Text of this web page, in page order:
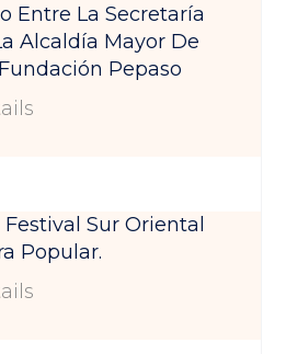
Entre La Secretaría
Alcaldía Mayor De
Pepaso
Festival Sur Oriental
Popular.